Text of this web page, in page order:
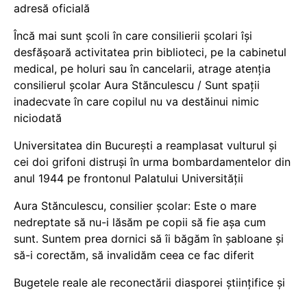
adresă oficială
Încă mai sunt școli în care consilierii școlari își
desfășoară activitatea prin biblioteci, pe la cabinetul
medical, pe holuri sau în cancelarii, atrage atenția
consilierul școlar Aura Stănculescu / Sunt spații
inadecvate în care copilul nu va destăinui nimic
niciodată
Universitatea din București a reamplasat vulturul și
cei doi grifoni distruși în urma bombardamentelor din
anul 1944 pe frontonul Palatului Universității
Aura Stănculescu, consilier școlar: Este o mare
nedreptate să nu-i lăsăm pe copii să fie așa cum
sunt. Suntem prea dornici să îi băgăm în șabloane și
să-i corectăm, să invalidăm ceea ce fac diferit
Bugetele reale ale reconectării diasporei științifice și